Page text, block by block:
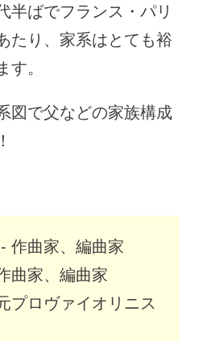
半ばでフランス・パリ
たり、家系はとても裕
す。
図で父などの家族構成
作曲家、編曲家
曲家、編曲家
プロヴァイオリニス